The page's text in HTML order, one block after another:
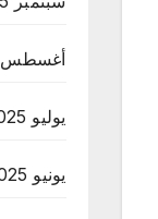
أغسطس 2025
يوليو 2025
يونيو 2025